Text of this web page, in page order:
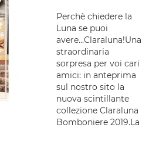
Perchè chiedere la
Luna se puoi
avere...Claraluna!Una
straordinaria
sorpresa per voi cari
amici: in anteprima
sul nostro sito la
nuova scintillante
collezione Claraluna
Bomboniere 2019.La